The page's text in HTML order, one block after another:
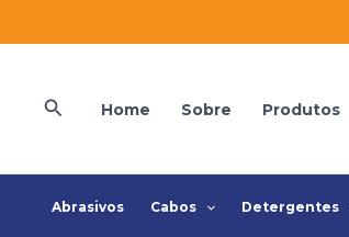
to
SearchHome Sobre Produtos
Abrasivos Cabos Detergentes